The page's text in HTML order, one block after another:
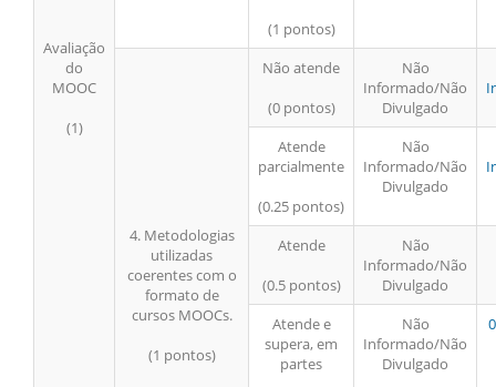
Avaliação
do
MOOC
(1)
(1 pontos)
4. Metodologias
utilizadas
coerentes com o
formato de
cursos MOOCs.
(1 pontos)
Não atende
(0 pontos)
Não
Informado/Não
Divulgado
Atende
parcialmente
(0.25 pontos)
Não
Informado/Não
Divulgado
Atende
(0.5 pontos)
Não
Informado/Não
Divulgado
Atende e
supera, em
partes
Não
Informado/Não
Divulgado